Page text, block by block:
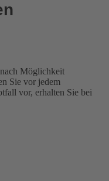
Möglichkeit
Sie vor jedem
vor, erhalten Sie bei